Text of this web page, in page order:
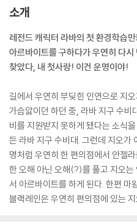
소개
레전드 캐릭터 라바의 첫 환경학습
아르바이트를 구하다가 우연히 다시
찾았다, 내 첫사랑! 이건 운명이야!
길에서 우연히 부딪힌 인연으로 지
가슴앓이던 하던 중, 라바 지구 수
비를 지원받지 못하게 됐다는 소식
든 라바 지구 수비대. 그런데 지오가
명처럼 우연히 한 편의점에서 안젤
한 오해 아닌 오해(?)를 풀고 지오
서 아르바이트를 하게 된다. 한편 마
블랙레인은 우연히 편의점에 있는